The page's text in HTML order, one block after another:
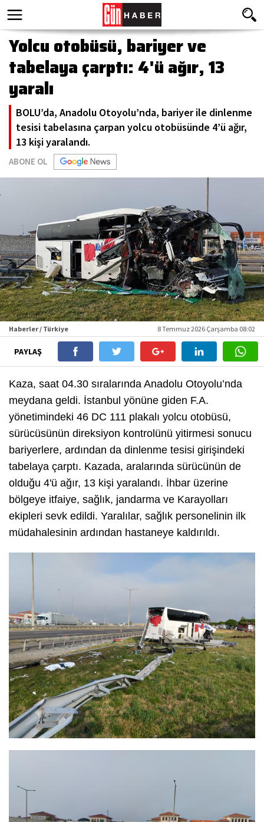
Yolcu otobüsü, bariyer ve
tabelaya çarptı: 4'ü ağır, 13
yaralı
BOLU’da, Anadolu Otoyolu’nda, bariyer ile dinlenme
tesisi tabelasına çarpan yolcu otobüsünde 4’ü ağır,
13 kişi yaralandı.
ABONE OL
Haberler / Türkiye 8 Temmuz 2026 Çarşamba 08:02
PAYLAŞ
Kaza, saat 04.30 sıralarında Anadolu Otoyolu’nda
meydana geldi. İstanbul yönüne giden F.A.
yönetimindeki 46 DC 111 plakalı yolcu otobüsü,
sürücüsünün direksiyon kontrolünü yitirmesi sonucu
bariyerlere, ardından da dinlenme tesisi girişindeki
tabelaya çarptı. Kazada, aralarında sürücünün de
olduğu 4'ü ağır, 13 kişi yaralandı. İhbar üzerine
bölgeye itfaiye, sağlık, jandarma ve Karayolları
ekipleri sevk edildi. Yaralılar, sağlık personelinin ilk
müdahalesinin ardından hastaneye kaldırıldı.